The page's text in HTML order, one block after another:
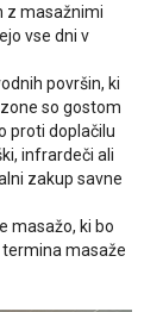
z masažnimi
vse dni v
površin, ki
so gostom
proti doplačilu
infrardeči ali
zakup savne
masažo, ki bo
masaže